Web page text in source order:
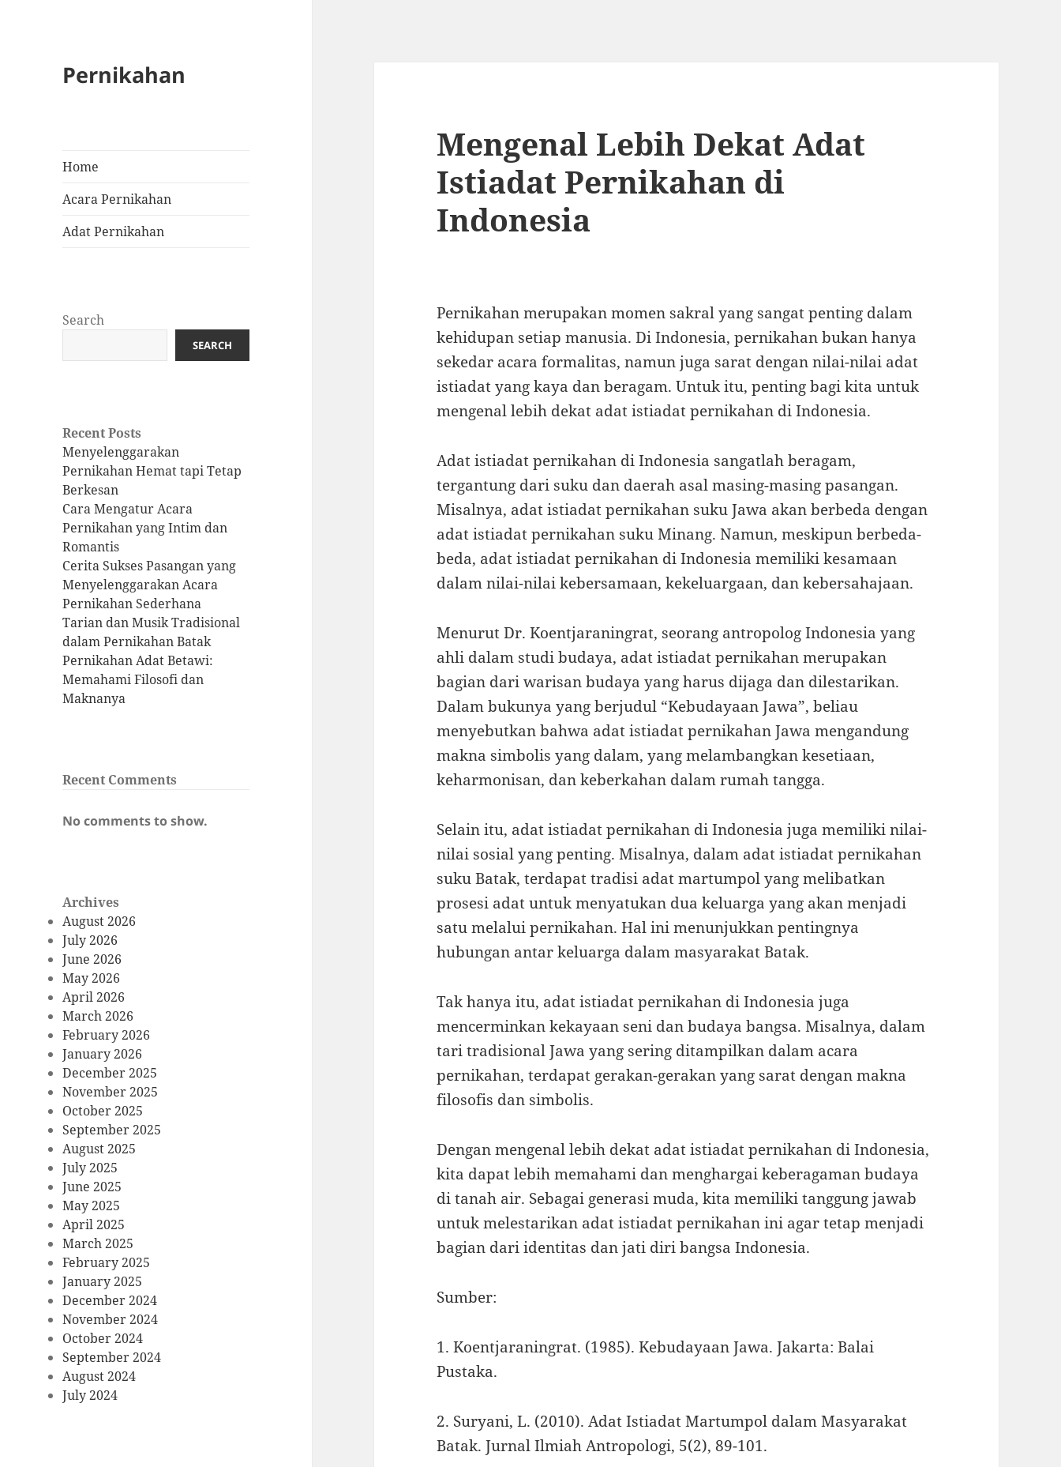
Pernikahan
Home
Acara Pernikahan
Adat Pernikahan
Search
SEARCH
Recent Posts
Menyelenggarakan
Pernikahan Hemat tapi Tetap
Berkesan
Cara Mengatur Acara
Pernikahan yang Intim dan
Romantis
Cerita Sukses Pasangan yang
Menyelenggarakan Acara
Pernikahan Sederhana
Tarian dan Musik Tradisional
dalam Pernikahan Batak
Pernikahan Adat Betawi:
Memahami Filosofi dan
Maknanya
Recent Comments
No comments to show.
Archives
August 2026
July 2026
June 2026
May 2026
April 2026
March 2026
February 2026
January 2026
December 2025
November 2025
October 2025
September 2025
August 2025
July 2025
June 2025
May 2025
April 2025
March 2025
February 2025
January 2025
December 2024
November 2024
October 2024
September 2024
August 2024
July 2024
Mengenal Lebih Dekat Adat
Istiadat Pernikahan di
Indonesia
Pernikahan merupakan momen sakral yang sangat penting dalam
kehidupan setiap manusia. Di Indonesia, pernikahan bukan hanya
sekedar acara formalitas, namun juga sarat dengan nilai-nilai adat
istiadat yang kaya dan beragam. Untuk itu, penting bagi kita untuk
mengenal lebih dekat adat istiadat pernikahan di Indonesia.
Adat istiadat pernikahan di Indonesia sangatlah beragam,
tergantung dari suku dan daerah asal masing-masing pasangan.
Misalnya, adat istiadat pernikahan suku Jawa akan berbeda dengan
adat istiadat pernikahan suku Minang. Namun, meskipun berbeda-
beda, adat istiadat pernikahan di Indonesia memiliki kesamaan
dalam nilai-nilai kebersamaan, kekeluargaan, dan kebersahajaan.
Menurut Dr. Koentjaraningrat, seorang antropolog Indonesia yang
ahli dalam studi budaya, adat istiadat pernikahan merupakan
bagian dari warisan budaya yang harus dijaga dan dilestarikan.
Dalam bukunya yang berjudul “Kebudayaan Jawa”, beliau
menyebutkan bahwa adat istiadat pernikahan Jawa mengandung
makna simbolis yang dalam, yang melambangkan kesetiaan,
keharmonisan, dan keberkahan dalam rumah tangga.
Selain itu, adat istiadat pernikahan di Indonesia juga memiliki nilai-
nilai sosial yang penting. Misalnya, dalam adat istiadat pernikahan
suku Batak, terdapat tradisi adat martumpol yang melibatkan
prosesi adat untuk menyatukan dua keluarga yang akan menjadi
satu melalui pernikahan. Hal ini menunjukkan pentingnya
hubungan antar keluarga dalam masyarakat Batak.
Tak hanya itu, adat istiadat pernikahan di Indonesia juga
mencerminkan kekayaan seni dan budaya bangsa. Misalnya, dalam
tari tradisional Jawa yang sering ditampilkan dalam acara
pernikahan, terdapat gerakan-gerakan yang sarat dengan makna
filosofis dan simbolis.
Dengan mengenal lebih dekat adat istiadat pernikahan di Indonesia,
kita dapat lebih memahami dan menghargai keberagaman budaya
di tanah air. Sebagai generasi muda, kita memiliki tanggung jawab
untuk melestarikan adat istiadat pernikahan ini agar tetap menjadi
bagian dari identitas dan jati diri bangsa Indonesia.
Sumber:
1. Koentjaraningrat. (1985). Kebudayaan Jawa. Jakarta: Balai
Pustaka.
2. Suryani, L. (2010). Adat Istiadat Martumpol dalam Masyarakat
Batak. Jurnal Ilmiah Antropologi, 5(2), 89-101.